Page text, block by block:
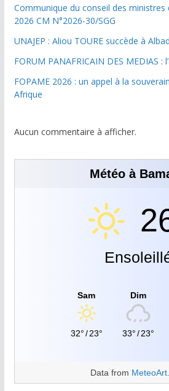
Communique du conseil des
2026 CM N°2026-30/SGG
UNAJEP : Aliou TOURE succède à
FORUM PANAFRICAIN DES MEDIAS :
FOPAME 2026 : un appel à la
Afrique
Aucun commentaire à afficher.
Météo à
Sam
32°/23°
Dim
33°/23°
Data from